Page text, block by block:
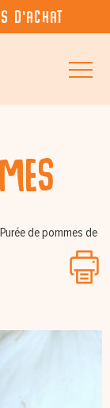
d’achat
Purée de pommes de